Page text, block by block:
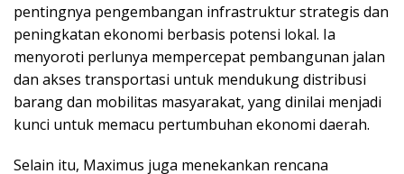
pentingnya pengembangan infrastruktur strategis dan
peningkatan ekonomi berbasis potensi lokal. Ia
menyoroti perlunya mempercepat pembangunan jalan
dan akses transportasi untuk mendukung distribusi
barang dan mobilitas masyarakat, yang dinilai menjadi
kunci untuk memacu pertumbuhan ekonomi daerah.
Selain itu, Maximus juga menekankan rencana